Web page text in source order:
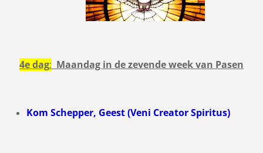
4e dag: Maandag in de zevende week van Pasen
Kom Schepper, Geest (Veni Creator Spiritus)